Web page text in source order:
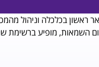
ראשון בכלכלה וניהול
השמאות, מופיע ברשימת